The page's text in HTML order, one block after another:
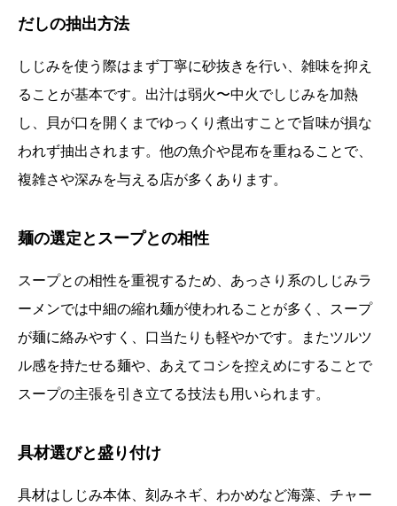
だしの抽出方法
しじみを使う際はまず丁寧に砂抜きを行い、雑味を抑え
ることが基本です。出汁は弱火〜中火でしじみを加熱
し、貝が口を開くまでゆっくり煮出すことで旨味が損な
われず抽出されます。他の魚介や昆布を重ねることで、
複雑さや深みを与える店が多くあります。
麺の選定とスープとの相性
スープとの相性を重視するため、あっさり系のしじみラ
ーメンでは中細の縮れ麺が使われることが多く、スープ
が麺に絡みやすく、口当たりも軽やかです。またツルツ
ル感を持たせる麺や、あえてコシを控えめにすることで
スープの主張を引き立てる技法も用いられます。
具材選びと盛り付け
具材はしじみ本体、刻みネギ、わかめなど海藻、チャー